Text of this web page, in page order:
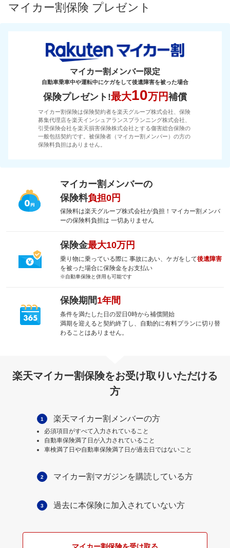
マイカー割保険 プレゼント
マイカー割メンバー限定
自動車乗車中や運転中にケガをして後遺障害を被った場合
保険プレゼント!最大10万円補償
マイカー割保険は保険契約者を楽天グループ株式会社、保険
募集代理店を楽天インシュアランスプランニング株式会社、
引受保険会社を楽天損害保険株式会社とする傷害総合保険の
一般包括契約です。被保険者（マイカー割メンバー）の方の
保険料負担はありません。
マイカー割メンバーの
保険料負担0円
保険料は楽天グループ株式会社が負担！マイカー割メンバ
ーの保険料負担は 一切ありません
保険金最大10万円
乗り物に乗っている際に 事故にあい、ケガをして後遺障害
を被った場合に保険金をお支払い
※自動車保険と併用も可能です
保険期間1年間
条件を満たした日の翌日0時から補償開始
満期を迎えると契約終了し、自動的に有料プランに切り替
わることはありません。
楽天マイカー割保険をお受け取りいただける
方
1 楽天マイカー割メンバーの方
必須項目がすべて入力されていること
自動車保険満了日が入力されていること
車検満了日や自動車保険満了日が過去日ではないこと
2 マイカー割マガジンを購読している方
3 過去に本保険に加入されていない方
マイカー割保険を受け取る